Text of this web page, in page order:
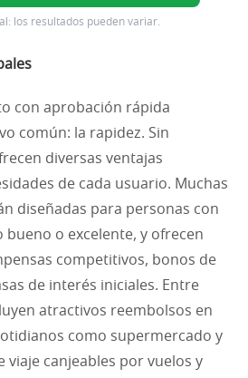
los resultados pueden variar.
con aprobación rápida
común: la rapidez. Sin
diversas ventajas
de cada usuario. Muchas
diseñadas para personas con
o excelente, y ofrecen
competitivos, bonos de
de interés iniciales. Entre
atractivos reembolsos en
como supermercado y
viaje canjeables por vuelos y